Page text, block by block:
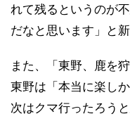
れて残るというのが
だなと思います」と
また、「東野、鹿を
東野は「本当に楽し
次はクマ行ったろう